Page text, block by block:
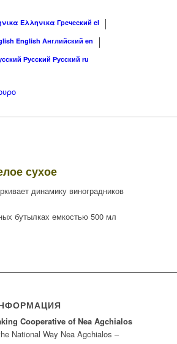
Ελληνικα Греческий el
English Английский en
Русский Русский ru
сухое
динамику виноградников
бутылках емкостью 500 мл
Cooperative of Nea Agchialos
National Way Nea Agchialos –